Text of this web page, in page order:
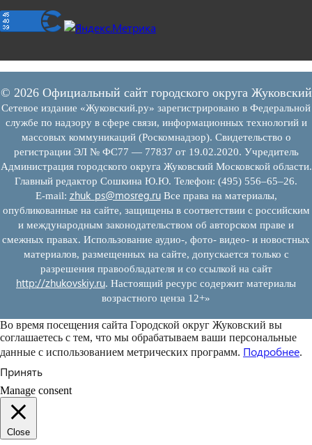
© 2026 Официальный сайт городского округа Жуковский
Сетевое издание «Жуковский.ру» зарегистрировано в Федеральной
службе по надзору в сфере связи, информационных технологий и
массовых коммуникаций (Роскомнадзор). Свидетельство о
регистрации ЭЛ № ФС77 — 77837 от 19.02.2020. Учредитель
Администрация городского округа Жуковский Московской области.
Главный редактор Сошкина Ю.Ю. Телефон: (495) 556–65–26.
E‑mail: zhuk_ps@mosreg.ruВсе права на материалы,
опубликованные на сайте, защищены в соответствии с российским
и международным законодательством об авторском праве и
смежных правах. Использование аудио-, фото- видео- и новостных
материалов, размещенных на сайте, допускается только с
разрешения правообладателя и со ссылкой на сайт
http://zhukovskiy.ru. Настоящий ресурс содержит материалы
возрастного ценза 12+»
Во время посещения сайта Городской округ Жуковский вы
соглашаетесь с тем, что мы обрабатываем ваши персональные
данные с использованием метрических программ. Подробнее.
Принять
Manage consent
Close